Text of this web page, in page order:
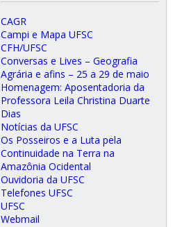
CAGR
Campi e Mapa UFSC
CFH/UFSC
Conversas e Lives – Geografia
Agrária e afins – 25 a 29 de maio
Homenagem: Aposentadoria da
Professora Leila Christina Duarte
Dias
Notícias da UFSC
Os Posseiros e a Luta pela
Continuidade na Terra na
Amazônia Ocidental
Ouvidoria da UFSC
Telefones UFSC
UFSC
Webmail